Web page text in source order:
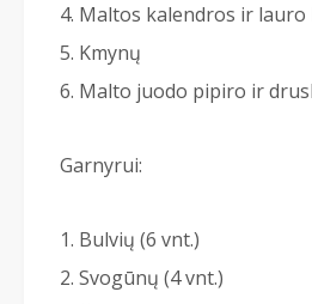
Maltos kalendros ir lauro
Kmynų
Malto juodo pipiro ir
Garnyrui:
Bulvių (6 vnt.)
Svogūnų (4 vnt.)